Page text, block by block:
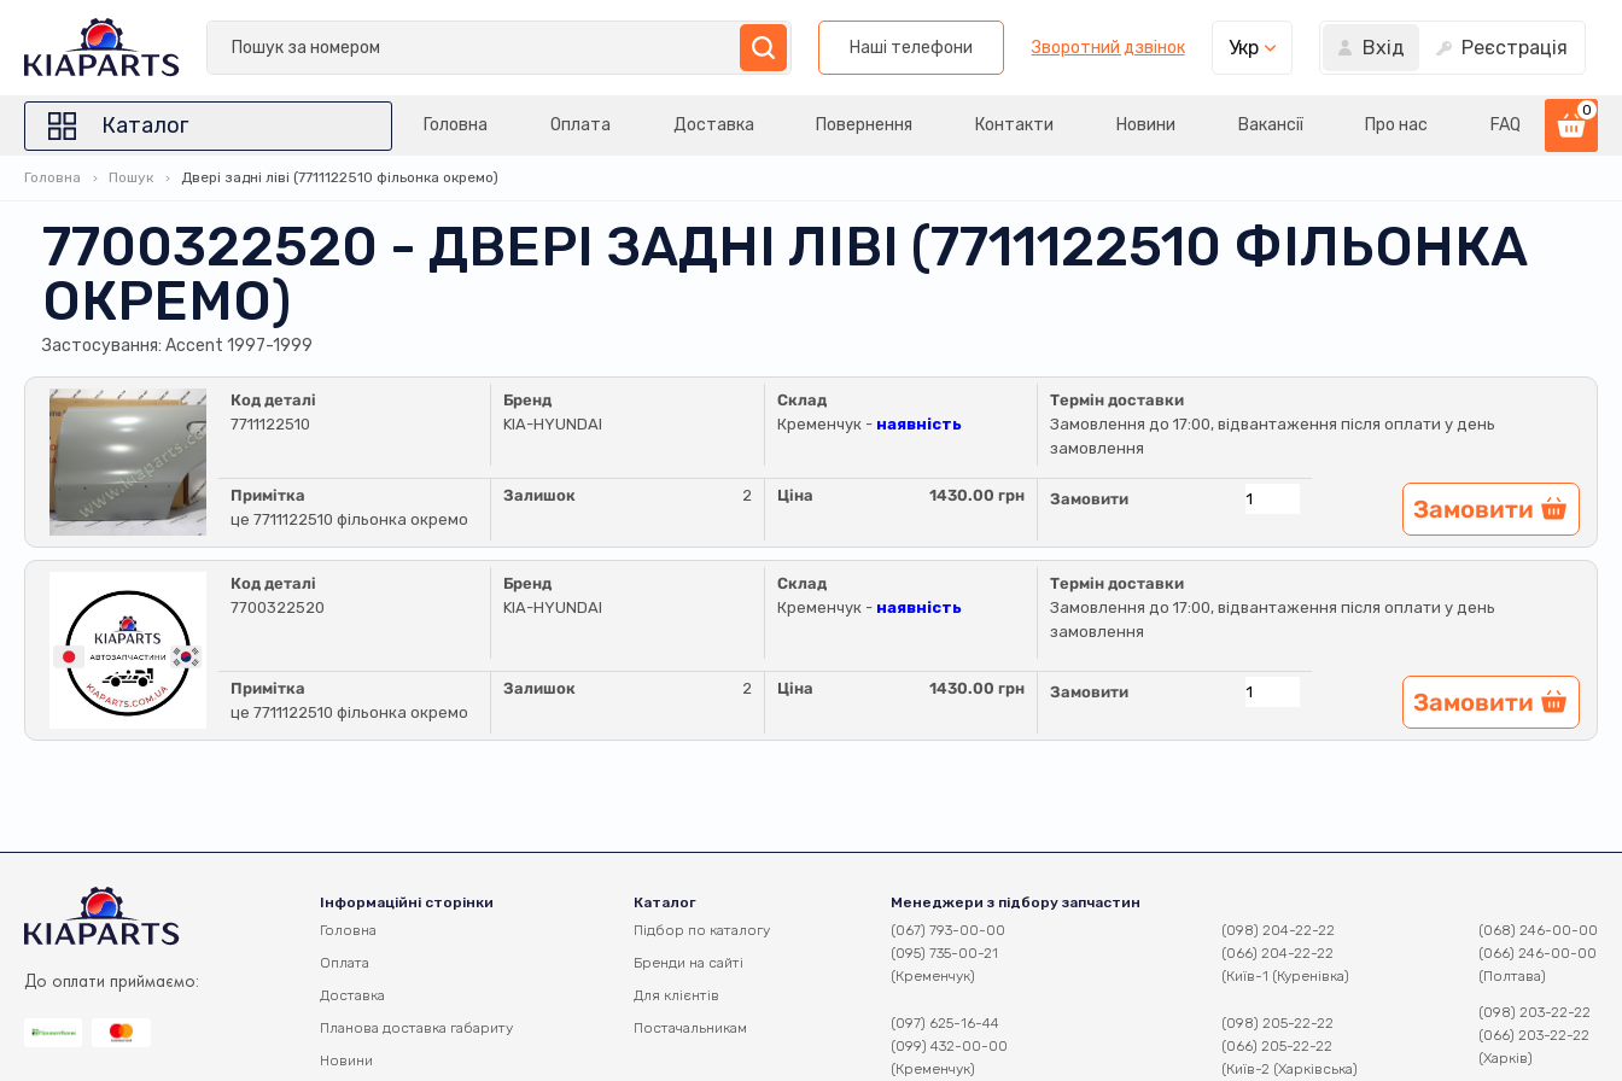
Наші телефони Зворотний дзвінок Укр Вхід Реєстрація
Каталог Головна Оплата Доставка Повернення Контакти Новини Вакансії Про нас FAQ
0
Головна Пошук Двері задні ліві (7711122510 фільонка окремо)
7700322520 - ДВЕРІ ЗАДНІ ЛІВІ (7711122510 ФІЛЬОНКА
ОКРЕМО)
Застосування: Accent 1997-1999
Код деталі
7711122510
Бренд
KIA-HYUNDAI
Склад
Кременчук - наявність
Термін доставки
Замовлення до 17:00, відвантаження після оплати у день
замовлення
Примітка
це 7711122510 фільонка окремо
Залишок 2 Ціна 1430.00 грн Замовити Замовити
Код деталі
7700322520
Бренд
KIA-HYUNDAI
Склад
Кременчук - наявність
Термін доставки
Замовлення до 17:00, відвантаження після оплати у день
замовлення
Примітка
це 7711122510 фільонка окремо
Залишок 2 Ціна 1430.00 грн Замовити Замовити
До оплати приймаємо:
Інформаційні сторінки
Головна
Оплата
Доставка
Планова доставка габариту
Новини
Каталог
Підбор по каталогу
Бренди на сайті
Для клієнтів
Постачальникам
Менеджери з підбору запчастин
(067) 793-00-00
(095) 735-00-21
(Кременчук)
(097) 625-16-44
(099) 432-00-00
(Кременчук)
(098) 204-22-22
(066) 204-22-22
(Київ-1 (Куренівка)
(098) 205-22-22
(066) 205-22-22
(Київ-2 (Харківська)
(068) 246-00-00
(066) 246-00-00
(Полтава)
(098) 203-22-22
(066) 203-22-22
(Харків)